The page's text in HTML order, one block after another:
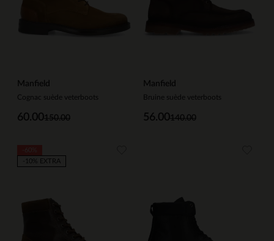
Manfield
Cognac suède veterboots
150.00
60.00
Manfield
Bruine suède veterboots
140.00
56.00
-10% EXTRA